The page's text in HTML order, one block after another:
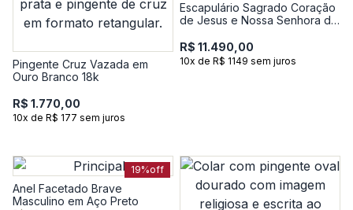
Pingente Cruz Vazada em
Ouro Branco 18k
R$ 1.770,00
10x de R$ 177 sem juros
Escapulário Sagrado Coração
de Jesus e Nossa Senhora do
R$ 11.490,00
10x de R$ 1149 sem juros
19%off
Anel Facetado Brave
Masculino em Aço Preto